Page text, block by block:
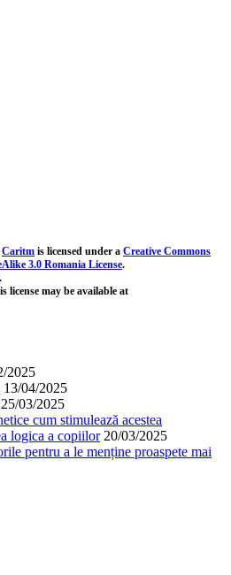
Caritm is licensed under a Creative Commons
3.0 Romania License.
.
license may be available at
2025
13/04/2025
25/03/2025
cum stimulează acestea
logica a copiilor 20/03/2025
pentru a le menține proaspete mai